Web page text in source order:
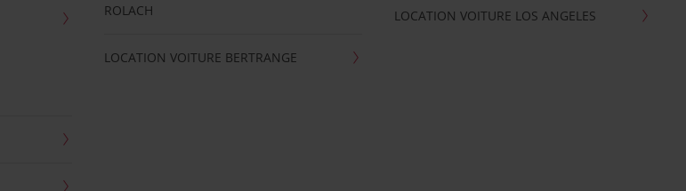
ROLACH
LOCATION VOITURE BERTRANGE
LOCATION VOITURE LOS ANGELES